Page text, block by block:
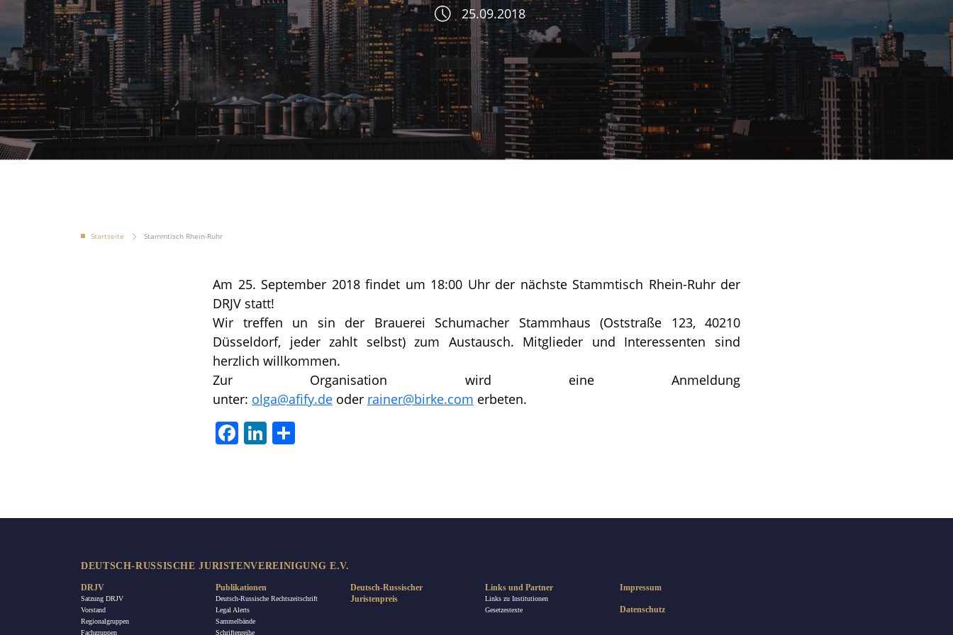
25.09.2018
Startseite Stammtisch Rhein-Ruhr
Am 25. September 2018 findet um 18:00 Uhr der nächste Stammtisch Rhein-Ruhr der
DRJV statt!
Wir treffen un sin der Brauerei Schumacher Stammhaus (Oststraße 123, 40210
Düsseldorf, jeder zahlt selbst) zum Austausch. Mitglieder und Interessenten sind
herzlich willkommen.
Zur Organisation wird eine Anmeldung
unter: olga@afify.de oder rainer@birke.com erbeten.
FacebookLinkedIn
DEUTSCH-RUSSISCHE JURISTENVEREINIGUNG E.V.
DRJV
Satzung DRJV
Vorstand
Regionalgruppen
Fachgruppen
Publikationen
Deutsch-Russische Rechtszeitschrift
Legal Alerts
Sammelbände
Schriftenreihe
Deutsch-Russischer
Juristenpreis
Links und Partner
Links zu Institutionen
Gesetzestexte
Impressum
Datenschutz